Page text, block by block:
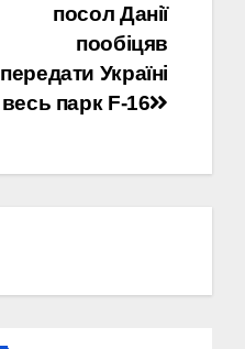
посол Данії
пообіцяв
передати Україні
весь парк F-16